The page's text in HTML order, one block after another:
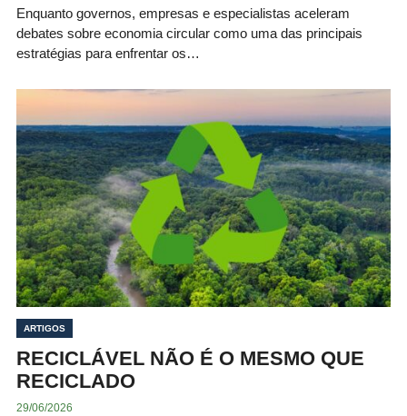
Enquanto governos, empresas e especialistas aceleram
debates sobre economia circular como uma das principais
estratégias para enfrentar os…
ARTIGOS
RECICLÁVEL NÃO É O MESMO QUE
RECICLADO
29/06/2026